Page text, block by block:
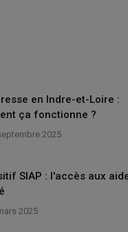
en Indre-et-Loire :
ça fonctionne ?
2025
SIAP : l'accès aux
2025